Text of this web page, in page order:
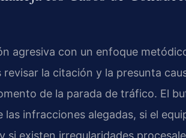
agresiva con un enfoque
la citación y la presunta
de la parada de tráfico. El
infracciones alegadas, si el
existen irregularidades